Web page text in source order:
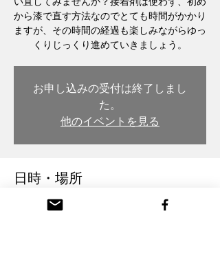
から漆で直す方法なのでとても時間がかかり
ますが、その時間の経過も楽しみながらゆっ
くりじっくり進めていきましょう。
お申し込みの受付は終了しまし
た。
他のイベントを見る
日時・場所
2023年9月20日 19:00